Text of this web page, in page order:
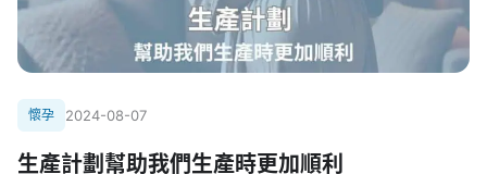
懷孕 2024-08-07
生產計劃幫助我們生產時更加順利